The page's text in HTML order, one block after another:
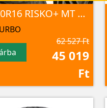
235/70R16 RISKO+ MT 106Q
62 527 Ft
45 019
Ft